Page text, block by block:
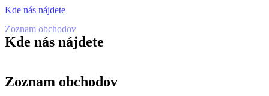
Kde nás nájdete
Zoznam obchodov
Kde nás nájdete
Zoznam obchodov